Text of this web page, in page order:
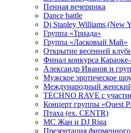
Пенная вечеринка
Dance battle
Dj Stanley Williams (New
Группа «Триада»
Группа «Ласковый Май»
Открытие весенней
Финал конкурса
Александр Иванов и
Мужское эротическое
Международный
TECHNO RAVE с
Концерт группы «Quest
Птаха (ex. CENTR)
МС Жан и DJ Riga
Презентация